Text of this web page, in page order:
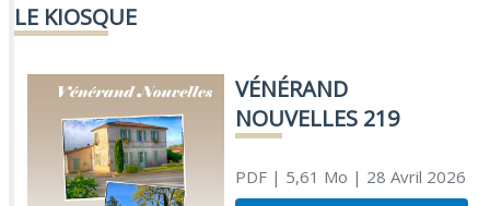
LE KIOSQUE
VÉNÉRAND
NOUVELLES 219
PDF| 5,61 Mo | 28 Avril 2026